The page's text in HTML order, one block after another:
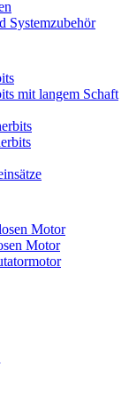
Systemzubehör
mit langem Schaft
Motor
Motor